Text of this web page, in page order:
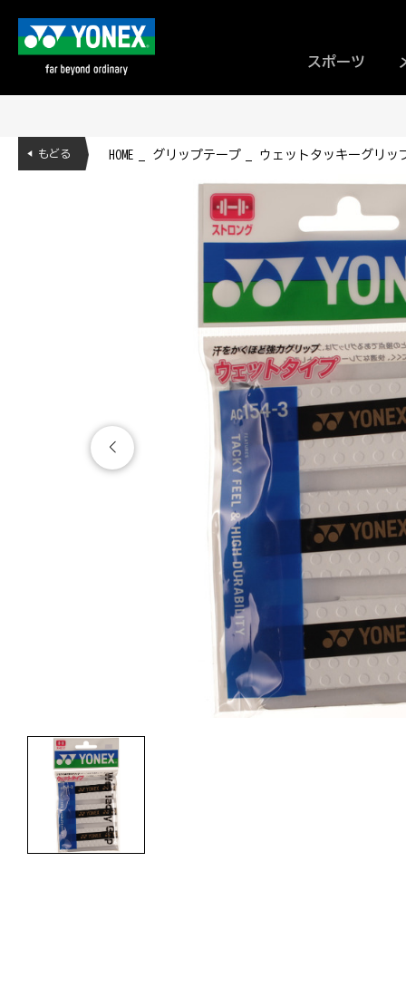
スポーツ
HOME グリップテープ ウェットタッキーグリッ
◀ もどる